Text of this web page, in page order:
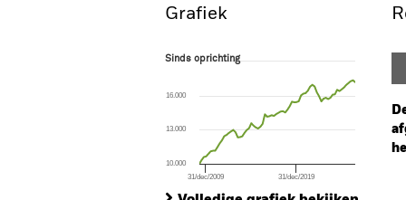
Grafiek
Sinds oprichting
The chart has 1 X axis displaying Time.
The chart has 1 Y axis displaying values.
Sinds oprichting
31/dec/2009 31/dec/2019
10.000
13.000
16.000